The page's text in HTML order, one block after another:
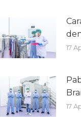
17
17